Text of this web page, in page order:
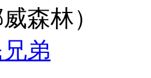
森林）
弟